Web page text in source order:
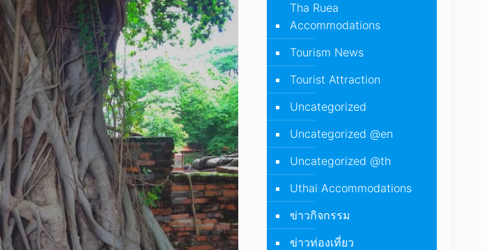
Tha Ruea
Accommodations
Tourism News
Tourist Attraction
Uncategorized
Uncategorized @en
Uncategorized @th
Uthai Accommodations
ข่าวกิจกรรม
ข่าวท่องเที่ยว